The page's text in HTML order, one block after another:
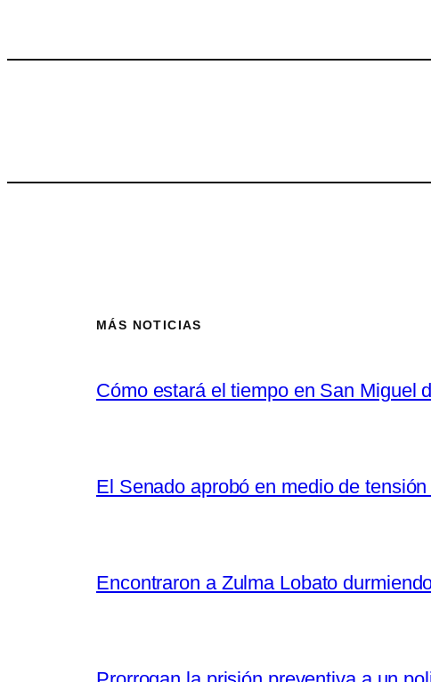
MÁS NOTICIAS
Cómo estará el tiempo en San Miguel
El Senado aprobó en medio de
Encontraron a Zulma Lobato